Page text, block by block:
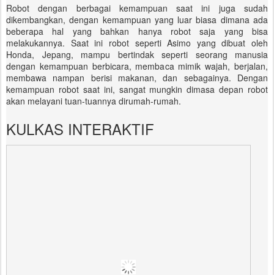
Robot dengan berbagai kemampuan saat ini juga sudah
dikembangkan, dengan kemampuan yang luar biasa dimana ada
beberapa hal yang bahkan hanya robot saja yang bisa
melakukannya. Saat ini robot seperti Asimo yang dibuat oleh
Honda, Jepang, mampu bertindak seperti seorang manusia
dengan kemampuan berbicara, membaca mimik wajah, berjalan,
membawa nampan berisi makanan, dan sebagainya. Dengan
kemampuan robot saat ini, sangat mungkin dimasa depan robot
akan melayani tuan-tuannya dirumah-rumah.
KULKAS INTERAKTIF